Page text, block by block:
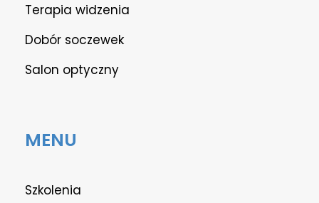
Terapia widzenia
Dobór soczewek
Salon optyczny
MENU
Szkolenia